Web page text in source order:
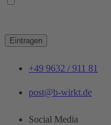
Eintragen
+49 9632 / 911 81
post@b-wirkt.de
Social Media